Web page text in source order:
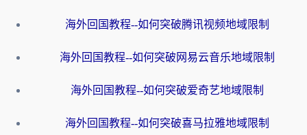
海外回国教程--如何突破腾讯视频地域限制
海外回国教程--如何突破网易云音乐地域限制
海外回国教程--如何突破爱奇艺地域限制
海外回国教程--如何突破喜马拉雅地域限制